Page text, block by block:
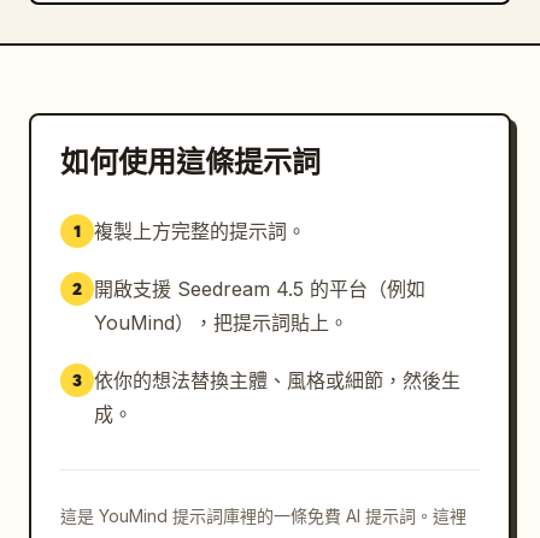
如何使用這條提示詞
1 複製上方完整的提示詞。
2
開啟支援 Seedream 4.5 的平台（例如
YouMind），把提示詞貼上。
3 依你的想法替換主體、風格或細節，然後生
成。
這是 YouMind 提示詞庫裡的一條免費 AI 提示詞。這裡